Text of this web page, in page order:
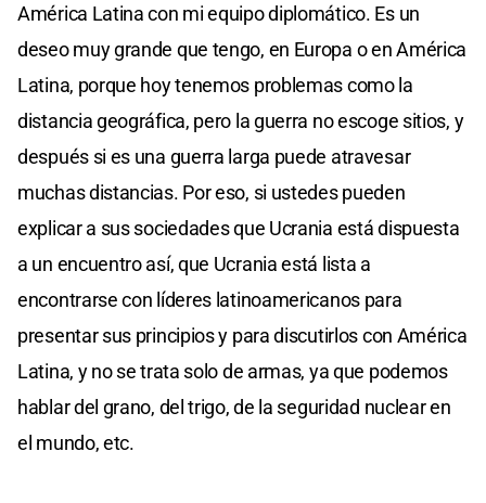
América Latina con mi equipo diplomático. Es un
deseo muy grande que tengo, en Europa o en América
Latina, porque hoy tenemos problemas como la
distancia geográfica, pero la guerra no escoge sitios, y
después si es una guerra larga puede atravesar
muchas distancias. Por eso, si ustedes pueden
explicar a sus sociedades que Ucrania está dispuesta
a un encuentro así, que Ucrania está lista a
encontrarse con líderes latinoamericanos para
presentar sus principios y para discutirlos con América
Latina, y no se trata solo de armas, ya que podemos
hablar del grano, del trigo, de la seguridad nuclear en
el mundo, etc.